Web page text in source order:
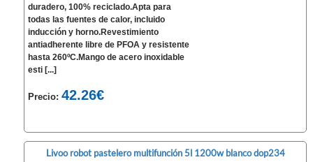
duradero, 100% reciclado.Apta para
todas las fuentes de calor, incluido
inducción y horno.Revestimiento
antiadherente libre de PFOA y resistente
hasta 260ºC.Mango de acero inoxidable
esti [...]
Precio:42.26€
Livoo robot pastelero multifunción 5l 1200w blanco dop234